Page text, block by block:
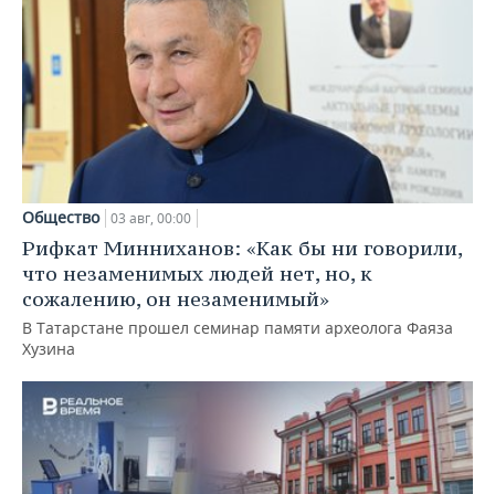
Общество 03 авг, 00:00
Рифкат Минниханов: «Как бы ни говорили,
что незаменимых людей нет, но, к
сожалению, он незаменимый»
В Татарстане прошел семинар памяти археолога Фаяза
Хузина